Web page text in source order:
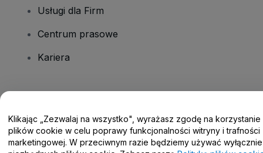
Usługi dla Firm
Centrum prasowe
Kariera
Centrum pomocy / Skontaktuj się z nami
Klikając „Zezwalaj na wszystko", wyrażasz zgodę na korzystanie
plików cookie w celu poprawy funkcjonalności witryny i trafności
marketingowej. W przeciwnym razie będziemy używać wyłącznie